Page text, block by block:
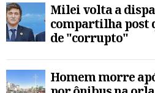
Milei volta a
compartilha post
de "corrupto"
Homem morre